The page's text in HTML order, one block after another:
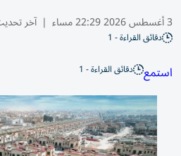
3 أغسطس 2026 22:29 مساء | آخر
دقائق القراءة - 1
استمع دقائق القراءة - 1